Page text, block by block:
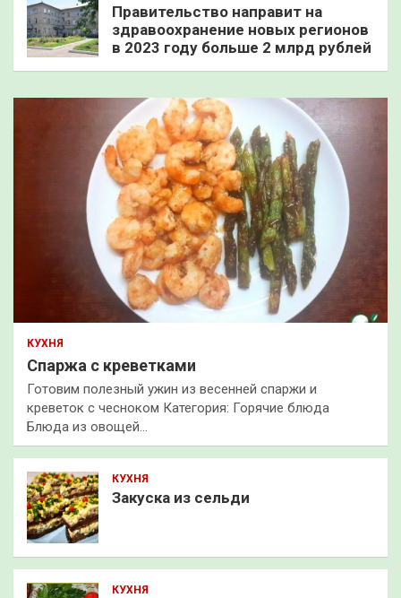
Правительство направит на
здравоохранение новых регионов
в 2023 году больше 2 млрд рублей
КУХНЯ
Спаржа с креветками
Готовим полезный ужин из весенней спаржи и
креветок с чесноком Категория: Горячие блюда
Блюда из овощей…
КУХНЯ
Закуска из сельди
КУХНЯ